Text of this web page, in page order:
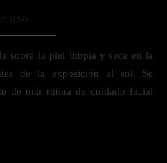
sobre la piel limpia y seca en la
de la exposición al sol. Se
de una rutina de cuidado facial